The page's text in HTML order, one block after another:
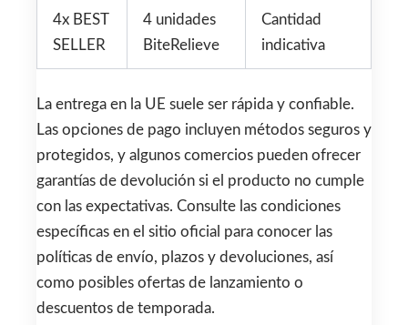
4x BEST
SELLER
4 unidades
BiteRelieve
Cantidad
indicativa
La entrega en la UE suele ser rápida y confiable.
Las opciones de pago incluyen métodos seguros y
protegidos, y algunos comercios pueden ofrecer
garantías de devolución si el producto no cumple
con las expectativas. Consulte las condiciones
específicas en el sitio oficial para conocer las
políticas de envío, plazos y devoluciones, así
como posibles ofertas de lanzamiento o
descuentos de temporada.